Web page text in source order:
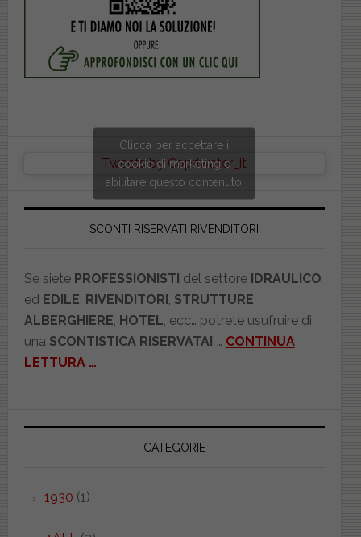
Tweets by Copriwater_it
Clicca per accettare i
cookie di marketing e
abilitare questo contenuto
SCONTI RISERVATI RIVENDITORI
Se siete PROFESSIONISTI del settore IDRAULICO
ed EDILE, RIVENDITORI, STRUTTURE
ALBERGHIERE, HOTEL, ecc… potrete usufruire di
una SCONTISTICA RISERVATA! … CONTINUA
LETTURA…
CATEGORIE
1930 (1)